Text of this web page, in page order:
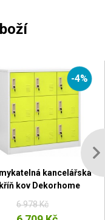
-4%
kancelářská
kov Dekorhome
6 978 Kč